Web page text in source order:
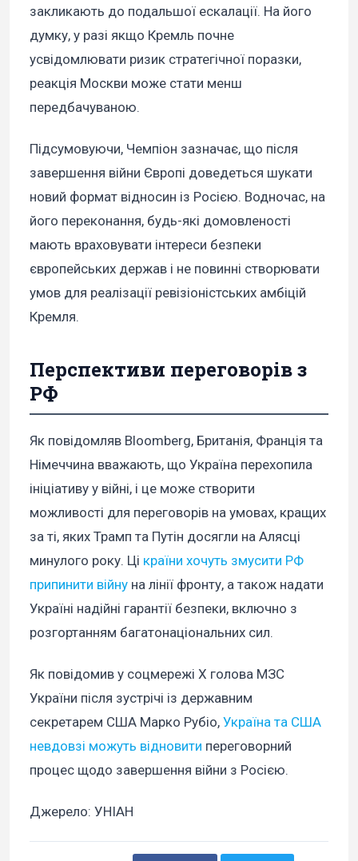
закликають до подальшої ескалації. На його
думку, у разі якщо Кремль почне
усвідомлювати ризик стратегічної поразки,
реакція Москви може стати менш
передбачуваною.
Підсумовуючи, Чемпіон зазначає, що після
завершення війни Європі доведеться шукати
новий формат відносин із Росією. Водночас, на
його переконання, будь-які домовленості
мають враховувати інтереси безпеки
європейських держав і не повинні створювати
умов для реалізації ревізіоністських амбіцій
Кремля.
Перспективи переговорів з
РФ
Як повідомляв Bloomberg, Британія, Франція та
Німеччина вважають, що Україна перехопила
ініціативу у війні, і це може створити
можливості для переговорів на умовах, кращих
за ті, яких Трамп та Путін досягли на Алясці
минулого року. Ці країни хочуть змусити РФ
припинити війну на лінії фронту, а також надати
Україні надійні гарантії безпеки, включно з
розгортанням багатонаціональних сил.
Як повідомив у соцмережі X голова МЗС
України після зустрічі із державним
секретарем США Марко Рубіо, Україна та США
невдовзі можуть відновити переговорний
процес щодо завершення війни з Росією.
Джерело: УНІАН